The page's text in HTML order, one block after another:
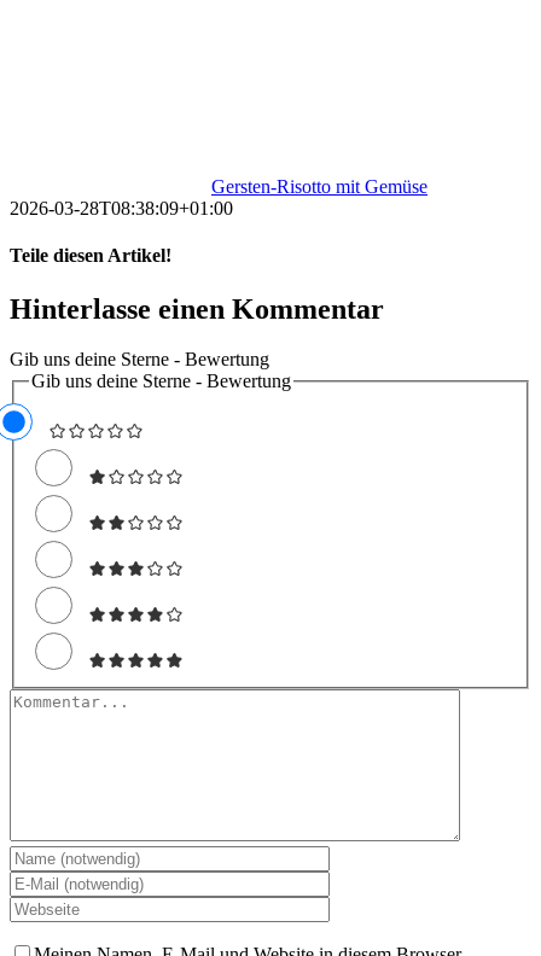
Gersten-Risotto mit Gemüse
2026-03-28T08:38:09+01:00
Teile diesen Artikel!
Facebook
X
LinkedIn
WhatsApp
Pinterest
E-
Mail
Hinterlasse einen Kommentar
Gib uns deine Sterne - Bewertung
Gib uns deine Sterne - Bewertung
Kommentar